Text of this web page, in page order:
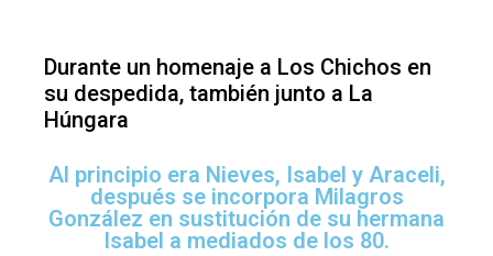
Durante un homenaje a Los Chichos en
su despedida, también junto a La
Húngara
Al principio era Nieves, Isabel y Araceli,
después se incorpora Milagros
González en sustitución de su hermana
Isabel a mediados de los 80.